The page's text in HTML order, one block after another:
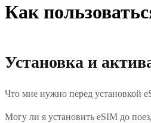
Как
Установка и
Что мне нужно перед установкой
Могу ли я установить eSIM до